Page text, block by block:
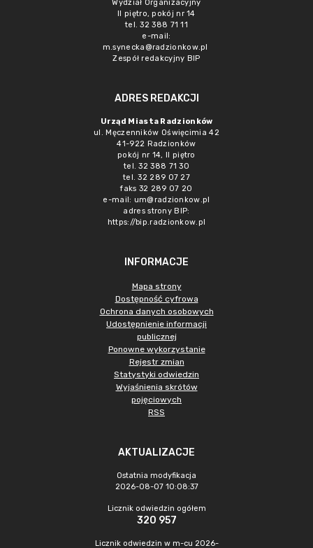
Wydział Organizacyjny
II piętro, pokój nr 14
tel. 32 388 71 11
e-mail:
m.synecka@radzionkow.pl
Zespół redakcyjny BIP
ADRES REDAKCJI
Urząd Miasta Radzionków
ul. Męczenników Oświęcimia 42
41-922 Radzionków
pokój nr 14, II piętro
tel. 32 388 71 30
tel. 32 289 07 27
faks 32 289 07 20
e-mail: um@radzionkow.pl
adres strony BIP:
https://bip.radzionkow.pl
INFORMACJE
Mapa strony
Dostępność cyfrowa
Ochrona danych osobowych
Udostępnienie informacji
publicznej
Ponowne wykorzystanie
Rejestr zmian
Statystyki odwiedzin
Wyjaśnienia skrótów
pojęciowych
RSS
AKTUALIZACJE
Ostatnia modyfikacja
2026-08-07 10:08:37
Licznik odwiedzin ogółem
320 957
Licznik odwiedzin w m-cu 2026-